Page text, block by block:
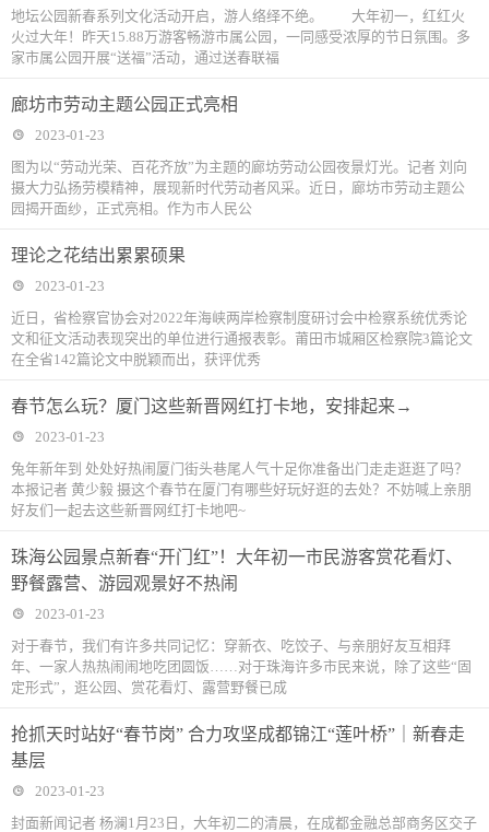
地坛公园新春系列文化活动开启，游人络绎不绝。 大年初一，红红火
火过大年！昨天15.88万游客畅游市属公园，一同感受浓厚的节日氛围。多
家市属公园开展“送福”活动，通过送春联福
廊坊市劳动主题公园正式亮相
2023-01-23
图为以“劳动光荣、百花齐放”为主题的廊坊劳动公园夜景灯光。记者 刘向
摄大力弘扬劳模精神，展现新时代劳动者风采。近日，廊坊市劳动主题公
园揭开面纱，正式亮相。作为市人民公
理论之花结出累累硕果
2023-01-23
近日，省检察官协会对2022年海峡两岸检察制度研讨会中检察系统优秀论
文和征文活动表现突出的单位进行通报表彰。莆田市城厢区检察院3篇论文
在全省142篇论文中脱颖而出，获评优秀
春节怎么玩？厦门这些新晋网红打卡地，安排起来→
2023-01-23
兔年新年到 处处好热闹厦门街头巷尾人气十足你准备出门走走逛逛了吗？
本报记者 黄少毅 摄这个春节在厦门有哪些好玩好逛的去处？不妨喊上亲朋
好友们一起去这些新晋网红打卡地吧~
珠海公园景点新春“开门红”！大年初一市民游客赏花看灯、
野餐露营、游园观景好不热闹
2023-01-23
对于春节，我们有许多共同记忆：穿新衣、吃饺子、与亲朋好友互相拜
年、一家人热热闹闹地吃团圆饭……对于珠海许多市民来说，除了这些“固
定形式”，逛公园、赏花看灯、露营野餐已成
抢抓天时站好“春节岗” 合力攻坚成都锦江“莲叶桥”｜新春走
基层
2023-01-23
封面新闻记者 杨澜1月23日，大年初二的清晨，在成都金融总部商务区交子